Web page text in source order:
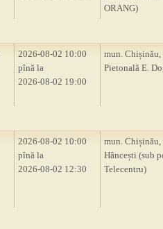
ORANG)
2026-08-02 10:00
pînă la
2026-08-02 19:00
mun. Chișinău,
Pietonală E.
2026-08-02 10:00
pînă la
2026-08-02 12:30
mun. Chișinău,
Hâncești (sub
Telecentru)